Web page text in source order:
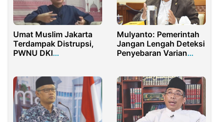
Umat Muslim Jakarta
Terdampak Distrupsi,
PWNU DKI
Alternatif
Mulyanto: Pemerintah
Jangan Lengah Deteksi
Penyebaran Varian